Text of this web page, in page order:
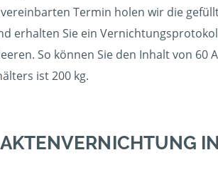
Termin holen wir die
erhalten Sie ein
So können Sie den Inhalt von
ist 200 kg.